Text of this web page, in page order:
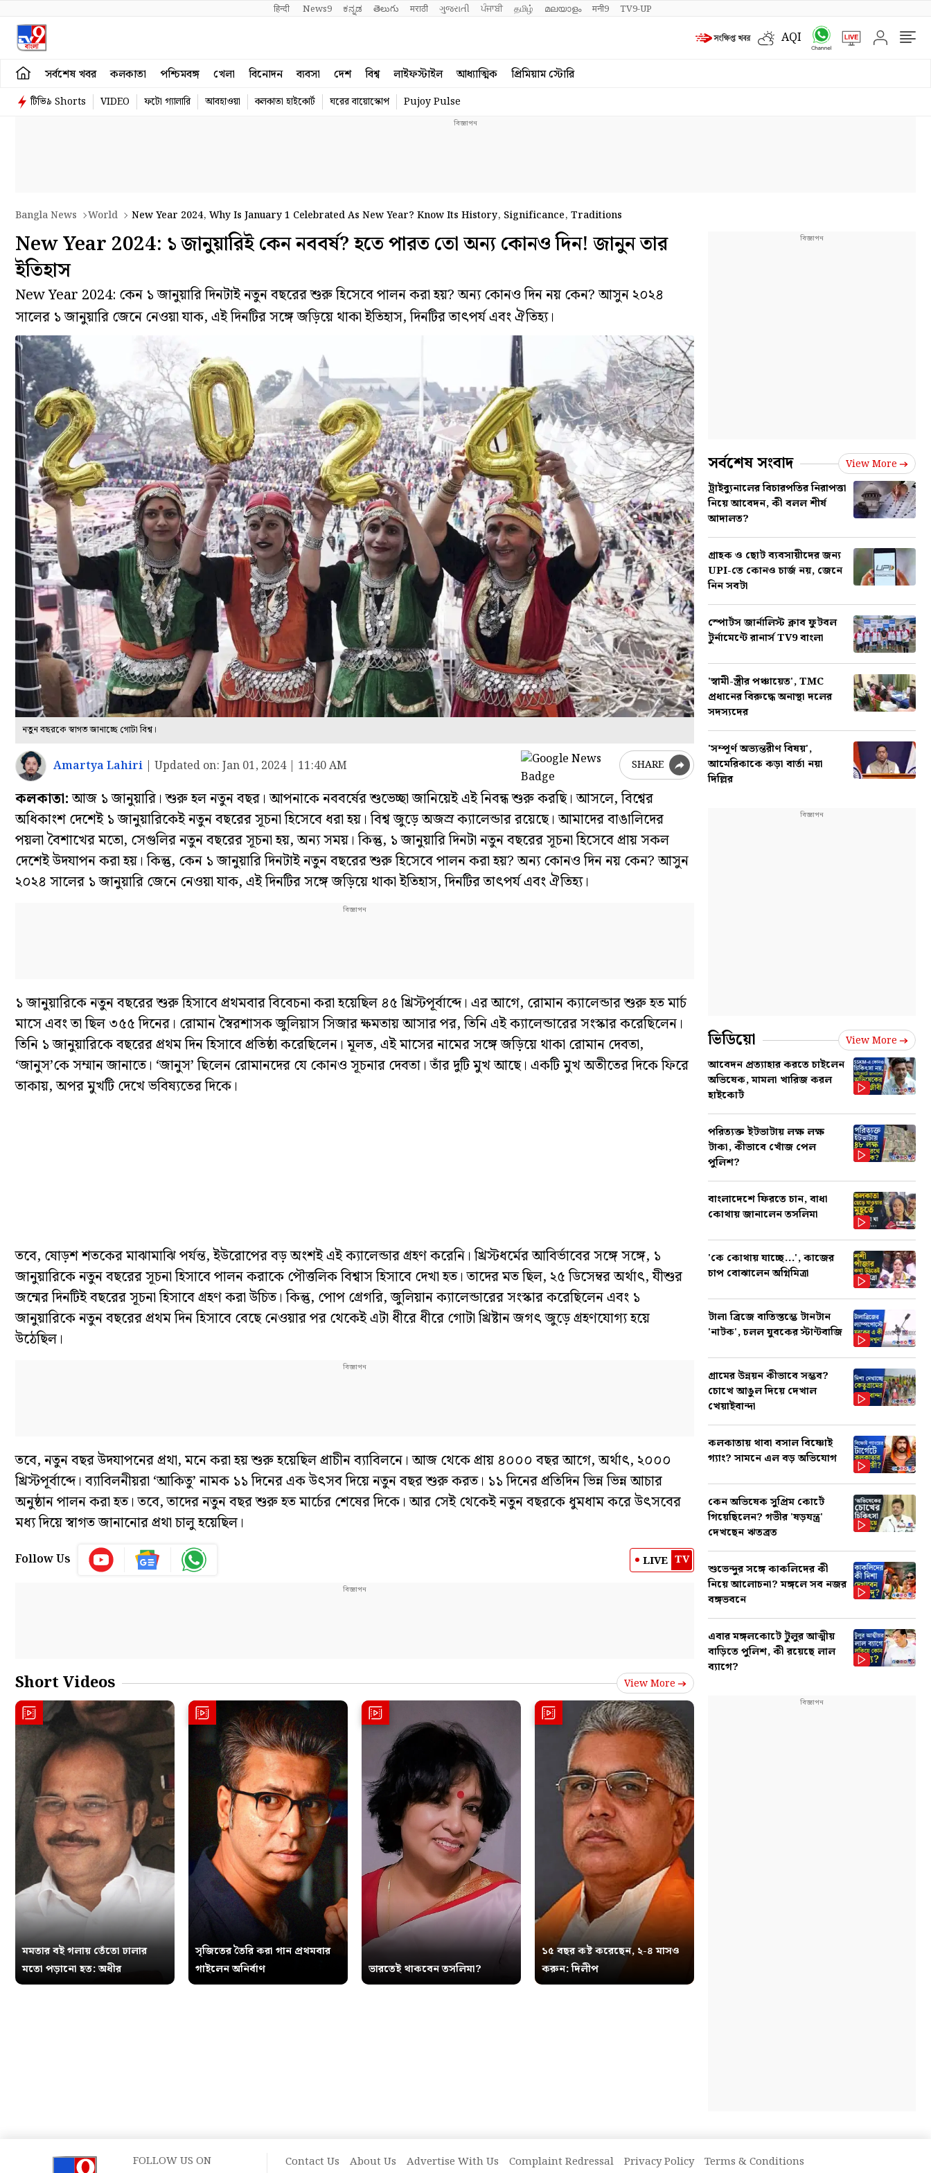
हिन्दी News9 ಕನ್ನಡ తెలుగు मराठी ગુજરાતી ਪੰਜਾਬੀ தமிழ் മലയാളം मनी9 TV9-UP
AQI
সর্বশেষ খবর কলকাতা পশ্চিমবঙ্গ খেলা বিনোদন ব্যবসা দেশ বিশ্ব লাইফস্টাইল আধ্যাত্মিক প্রিমিয়াম স্টোরি
টিভি৯ Shorts VIDEO ফটো গ্যালারি আবহাওয়া কলকাতা হাইকোর্ট ঘরের বায়োস্কোপ Pujoy Pulse
Bangla News World New Year 2024, Why Is January 1 Celebrated As New Year? Know Its History, Significance, Traditions
New Year 2024: ১ জানুয়ারিই কেন নববর্ষ? হতে পারত তো অন্য কোনও দিন! জানুন তার
ইতিহাস
New Year 2024: কেন ১ জানুয়ারি দিনটাই নতুন বছরের শুরু হিসেবে পালন করা হয়? অন্য কোনও দিন নয় কেন? আসুন ২০২৪
সালের ১ জানুয়ারি জেনে নেওয়া যাক, এই দিনটির সঙ্গে জড়িয়ে থাকা ইতিহাস, দিনটির তাৎপর্য এবং ঐতিহ্য।
নতুন বছরকে স্বাগত জানাচ্ছে গোটা বিশ্ব।
Amartya Lahiri | Updated on: Jan 01, 2024 | 11:40 AM SHARE
কলকাতা:আজ ১ জানুয়ারি। শুরু হল নতুন বছর। আপনাকে নববর্ষের শুভেচ্ছা জানিয়েই এই নিবন্ধ শুরু করছি। আসলে, বিশ্বের
অধিকাংশ দেশেই ১ জানুয়ারিকেই নতুন বছরের সূচনা হিসেবে ধরা হয়। বিশ্ব জুড়ে অজস্র ক্যালেন্ডার রয়েছে। আমাদের বাঙালিদের
পয়লা বৈশাখের মতো, সেগুলির নতুন বছরের সূচনা হয়, অন্য সময়। কিন্তু, ১ জানুয়ারি দিনটা নতুন বছরের সূচনা হিসেবে প্রায় সকল
দেশেই উদযাপন করা হয়। কিন্তু, কেন ১ জানুয়ারি দিনটাই নতুন বছরের শুরু হিসেবে পালন করা হয়? অন্য কোনও দিন নয় কেন? আসুন
২০২৪ সালের ১ জানুয়ারি জেনে নেওয়া যাক, এই দিনটির সঙ্গে জড়িয়ে থাকা ইতিহাস, দিনটির তাৎপর্য এবং ঐতিহ্য।
১ জানুয়ারিকে নতুন বছরের শুরু হিসাবে প্রথমবার বিবেচনা করা হয়েছিল ৪৫ খ্রিস্টপূর্বাব্দে। এর আগে, রোমান ক্যালেন্ডার শুরু হত মার্চ
মাসে এবং তা ছিল ৩৫৫ দিনের। রোমান স্বৈরশাসক জুলিয়াস সিজার ক্ষমতায় আসার পর, তিনি এই ক্যালেন্ডারের সংস্কার করেছিলেন।
তিনি ১ জানুয়ারিকে বছরের প্রথম দিন হিসাবে প্রতিষ্ঠা করেছিলেন। মূলত, এই মাসের নামের সঙ্গে জড়িয়ে থাকা রোমান দেবতা,
‘জানুস’কে সম্মান জানাতে। ‘জানুস’ ছিলেন রোমানদের যে কোনও সূচনার দেবতা। তাঁর দুটি মুখ আছে। একটি মুখ অতীতের দিকে ফিরে
তাকায়, অপর মুখটি দেখে ভবিষ্যতের দিকে।
তবে, ষোড়শ শতকের মাঝামাঝি পর্যন্ত, ইউরোপের বড় অংশই এই ক্যালেন্ডার গ্রহণ করেনি। খ্রিস্টধর্মের আবির্ভাবের সঙ্গে সঙ্গে, ১
জানুয়ারিকে নতুন বছরের সূচনা হিসাবে পালন করাকে পৌত্তলিক বিশ্বাস হিসাবে দেখা হত। তাদের মত ছিল, ২৫ ডিসেম্বর অর্থাৎ, যীশুর
জন্মের দিনটিই বছরের সূচনা হিসাবে গ্রহণ করা উচিত। কিন্তু, পোপ গ্রেগরি, জুলিয়ান ক্যালেন্ডারের সংস্কার করেছিলেন এবং ১
জানুয়ারিকে নতুন বছরের প্রথম দিন হিসাবে বেছে নেওয়ার পর থেকেই এটা ধীরে ধীরে গোটা খ্রিষ্টান জগৎ জুড়ে গ্রহণযোগ্য হয়ে
উঠেছিল।
তবে, নতুন বছর উদযাপনের প্রথা, মনে করা হয় শুরু হয়েছিল প্রাচীন ব্যাবিলনে। আজ থেকে প্রায় ৪০০০ বছর আগে, অর্থাৎ, ২০০০
খ্রিস্টপূর্বাব্দে। ব্যাবিলনীয়রা ‘আকিতু’ নামক ১১ দিনের এক উৎসব দিয়ে নতুন বছর শুরু করত। ১১ দিনের প্রতিদিন ভিন্ন ভিন্ন আচার
অনুষ্ঠান পালন করা হত। তবে, তাদের নতুন বছর শুরু হত মার্চের শেষের দিকে। আর সেই থেকেই নতুন বছরকে ধুমধাম করে উৎসবের
মধ্য দিয়ে স্বাগত জানানোর প্রথা চালু হয়েছিল।
Follow Us LIVE TV
Short Videos View More
মমতার বই গলায় তেঁতো ঢালার
মতো পড়ানো হত: অধীর
সৃজিতের তৈরি করা গান প্রথমবার
গাইলেন অনির্বাণ
ভারতেই থাকবেন তসলিমা?
১৫ বছর কষ্ট করেছেন, ২-৪ মাসও
করুন: দিলীপ
সর্বশেষ সংবাদ View More
ট্রাইব্যুনালের বিচারপতির নিরাপত্তা
নিয়ে আবেদন, কী বলল শীর্ষ
আদালত?
গ্রাহক ও ছোট ব্যবসায়ীদের জন্য
UPI-তে কোনও চার্জ নয়, জেনে
নিন সবটা
স্পোর্টস জার্নালিস্ট ক্লাব ফুটবল
টুর্নামেন্টে রানার্স TV9 বাংলা
'স্বামী-স্ত্রীর পঞ্চায়েত', TMC
প্রধানের বিরুদ্ধে অনাস্থা দলের
সদস্যদের
'সম্পূর্ণ অভ্যন্তরীণ বিষয়',
আমেরিকাকে কড়া বার্তা নয়া
দিল্লির
ভিডিয়ো View More
আবেদন প্রত্যাহার করতে চাইলেন
অভিষেক, মামলা খারিজ করল
হাইকোর্ট
পরিত্যক্ত ইটভাটায় লক্ষ লক্ষ
টাকা, কীভাবে খোঁজ পেল
পুলিশ?
বাংলাদেশে ফিরতে চান, বাধা
কোথায় জানালেন তসলিমা
'কে কোথায় যাচ্ছে...', কাজের
চাপ বোঝালেন অগ্নিমিত্রা
টালা ব্রিজে বাতিস্তম্ভে টানটান
'নাটক', চলল যুবকের স্টান্টবাজি
গ্রামের উন্নয়ন কীভাবে সম্ভব?
চোখে আঙুল দিয়ে দেখাল
খেয়াইবান্দা
কলকাতায় থাবা বসাল বিষ্ণোই
গ্যাং? সামনে এল বড় অভিযোগ
কেন অভিষেক সুপ্রিম কোর্টে
গিয়েছিলেন? গভীর 'ষড়যন্ত্র'
দেখছেন ঋতব্রত
শুভেন্দুর সঙ্গে কাকলিদের কী
নিয়ে আলোচনা? মঙ্গলে সব নজর
বঙ্গভবনে
এবার মঙ্গলকোটে টুলুর আত্মীয়
বাড়িতে পুলিশ, কী রয়েছে লাল
ব্যাগে?
FOLLOW US ON Contact Us About Us Advertise With Us Complaint Redressal Privacy Policy Terms & Conditions